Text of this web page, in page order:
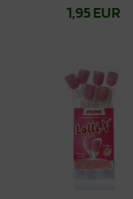
1,95 EUR